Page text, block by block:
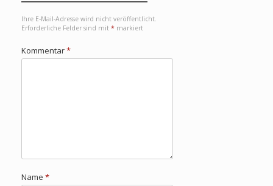
Ihre E-Mail-Adresse wird nicht veröffentlicht.
Erforderliche Felder sind mit * markiert
Kommentar*
Name *